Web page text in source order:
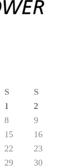
S
S
1
2
8
9
15
16
22
23
29
30